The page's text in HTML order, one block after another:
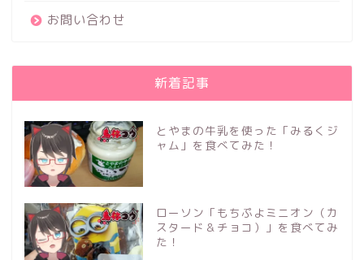
お問い合わせ
新着記事
とやまの牛乳を使った「みるくジ
ャム」を食べてみた！
ローソン「もちぷよミニオン（カ
スタード＆チョコ）」を食べてみ
た！